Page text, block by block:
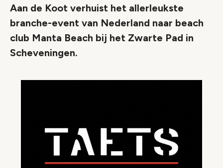
Aan de Koot verhuist het allerleukste
branche-event van Nederland naar beach
club Manta Beach bij het Zwarte Pad in
Scheveningen.